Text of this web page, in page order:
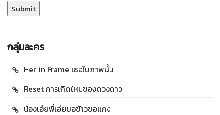
กลุ่มละคร
Her in Frame เธอในภาพนั้น
Reset การเกิดใหม่ของดวงดาว
น้องเอ๋ยพี่เอ่ยขอข้าวขอแกง